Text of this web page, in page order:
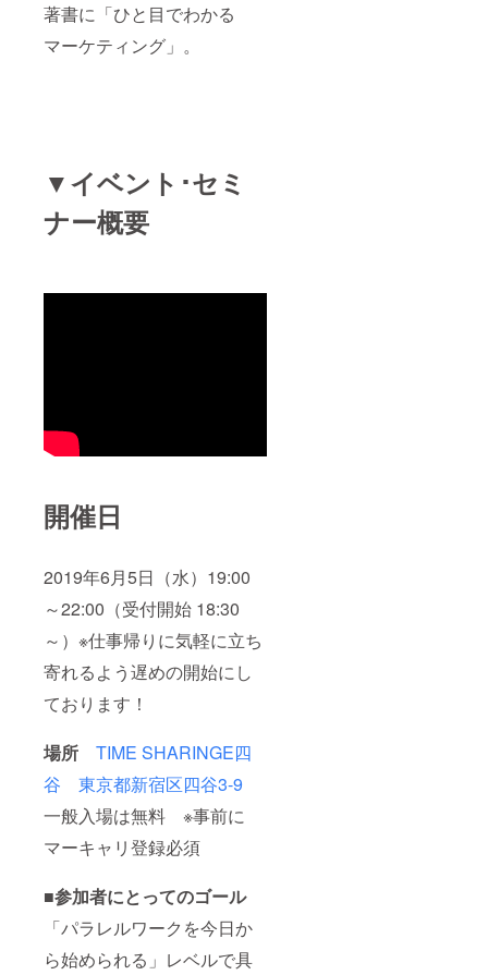
著書に「ひと目でわかる
マーケティング」。
▼イベント･セミ
ナー概要
開催日
2019年6月5日（水）19:00
～22:00（受付開始 18:30
～）※仕事帰りに気軽に立ち
寄れるよう遅めの開始にし
ております！
場所
TIME SHARINGE四
谷 東京都新宿区四谷3-9
一般入場は無料 ※事前に
マーキャリ登録必須
■参加者にとってのゴール
「パラレルワークを今日か
ら始められる」レベルで具